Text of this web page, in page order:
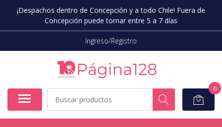
¡Despachos dentro de Concepción y a todo Chile! Fuera de
Concepción puede tomar entre 5 a 7 días
Ingreso/Registro
0